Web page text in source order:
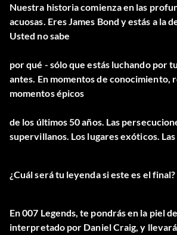
Nuestra historia comienza en las
acuosas. Eres James Bond y estás a la
Usted no sabe
por qué - sólo que estás luchando por
antes. En momentos de conocimiento,
momentos épicos
de los últimos 50 años. Las
supervillanos. Los lugares exóticos. Las
¿Cuál será tu leyenda si este es el final?
En 007 Legends, te pondrás en la piel
interpretado por Daniel Craig, y